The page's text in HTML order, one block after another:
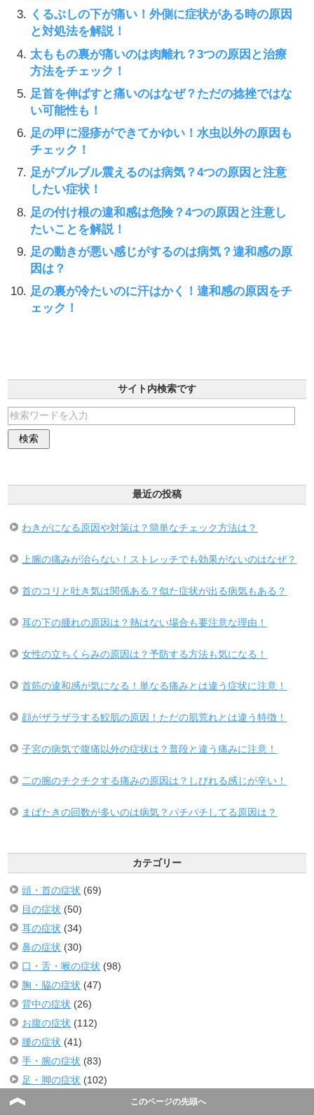
くるぶしの下が痛い！外側に症状がある時の原因
と対処法を解説！
太ももの裏が痛いのは肉離れ？3つの原因と治療
方法をチェック！
足首を伸ばすと痛いのはなぜ？ただの捻挫ではな
い可能性も！
足の甲に湿疹ができてかゆい！水虫以外の原因も
チェック！
足がブルブル震えるのは病気？4つの原因と注意
したい症状！
足の付け根の違和感は危険？4つの原因と注意し
たいことを解説！
足の動きが悪い感じがするのは病気？違和感の原
因は？
足の裏が冷たいのに汗はかく！違和感の原因をチ
ェック！
サイト内検索です
最近の投稿
わきがになる原因や対策は？簡単なチェック方法は？
上腕の痛みが治らない！ストレッチでも効果がないのはなぜ？
首のコリと吐き気は関係ある？似た症状が出る病気もある？
耳の下の腫れの原因は？熱はない場合も要注意な理由！
女性の立ちくらみの原因は？予防する方法も気になる！
首筋の違和感が気になる！単なる痛みとは違う症状に注意！
顔がザラザラする鮫肌の原因！ただの肌荒れとは違う特徴！
子宮の病気で腹痛以外の症状は？普段と違う痛みに注意！
二の腕のチクチクする痛みの原因は？しびれる感じが辛い！
まばたきの回数が多いのは病気？パチパチしてる原因は？
カテゴリー
頭・首の症状 (69)
目の症状 (50)
耳の症状 (34)
鼻の症状 (30)
口・舌・喉の症状 (98)
胸・脇の症状 (47)
背中の症状 (26)
お腹の症状 (112)
腰の症状 (41)
手・腕の症状 (83)
足・脚の症状 (102)
爪の症状
このページの先頭へ